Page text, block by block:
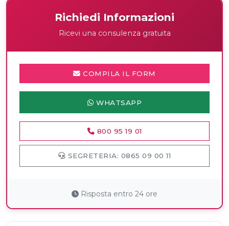
Richiedi Informazioni
Ricevi una consulenza gratuita
COMPILA IL FORM
WHATSAPP
800 95 19 01
SEGRETERIA: 0865 09 00 11
Risposta entro 24 ore